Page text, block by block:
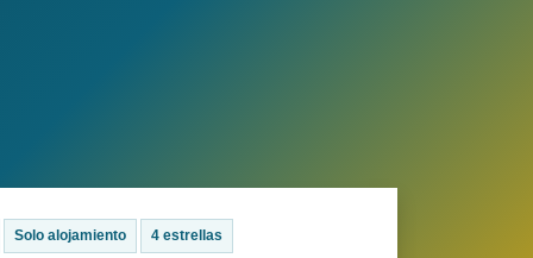
Solo alojamiento 4 estrellas